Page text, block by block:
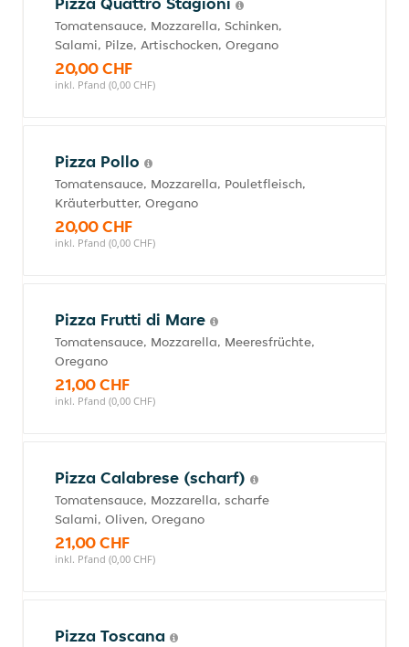
Tomatensauce, Mozzarella, Schinken,
Salami, Pilze, Artischocken, Oregano
20,00 CHF
inkl. Pfand (0,00 CHF)
Pizza Pollo
Tomatensauce, Mozzarella, Pouletfleisch,
Kräuterbutter, Oregano
20,00 CHF
inkl. Pfand (0,00 CHF)
Pizza Frutti di Mare
Tomatensauce, Mozzarella, Meeresfrüchte,
Oregano
21,00 CHF
inkl. Pfand (0,00 CHF)
Pizza Calabrese (scharf)
Tomatensauce, Mozzarella, scharfe
Salami, Oliven, Oregano
21,00 CHF
inkl. Pfand (0,00 CHF)
Pizza Toscana